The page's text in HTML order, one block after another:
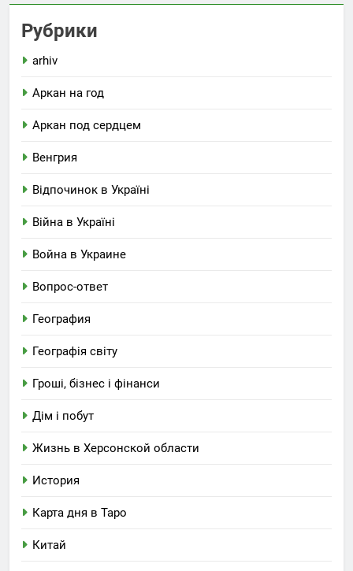
Рубрики
arhiv
Аркан на год
Аркан под сердцем
Венгрия
Відпочинок в Україні
Війна в Україні
Война в Украине
Вопрос-ответ
География
Географія світу
Гроші, бізнес і фінанси
Дім і побут
Жизнь в Херсонской области
История
Карта дня в Таро
Китай